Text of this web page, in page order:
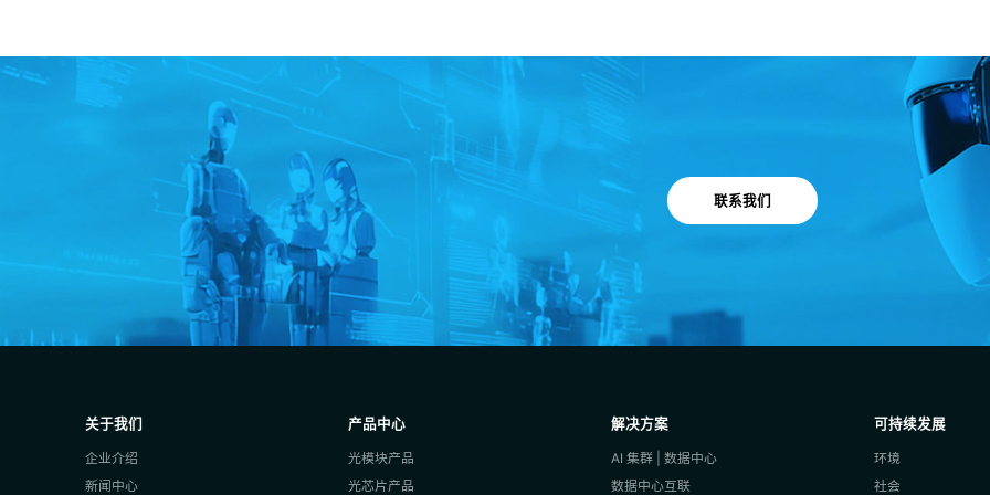
联系我们
关于我们
企业介绍
新闻中心
产品中心
光模块产品
光芯片产品
解决方案
AI 集群 | 数据中心
数据中心互联
可持续发展
环境
社会